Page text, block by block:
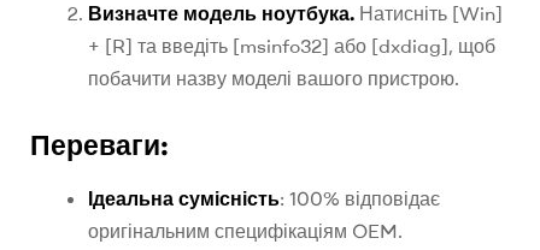
Визначте модель ноутбука. Натисніть [Win]
+ [R] та введіть [msinfo32] або [dxdiag], щоб
побачити назву моделі вашого пристрою.
Переваги:
Ідеальна сумісність: 100% відповідає
оригінальним специфікаціям OEM.